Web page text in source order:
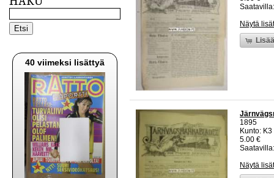
40 viimeksi lisättyä
Näytä
1895
Kunto:
5.00 €
Näytä